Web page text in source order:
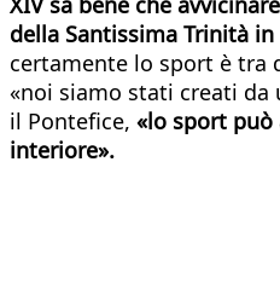
della Santissima Trinità
certamente lo sport è tra
«noi siamo stati creati da
il Pontefice, «lo sport può
interiore».